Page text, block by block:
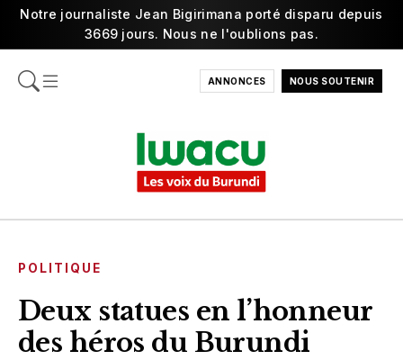
Notre journaliste Jean Bigirimana porté disparu depuis
3669 jours. Nous ne l'oublions pas.
ANNONCES NOUS SOUTENIR
POLITIQUE
Deux statues en l’honneur
des héros du Burundi